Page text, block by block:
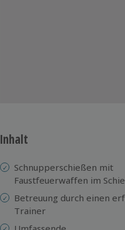
Inhalt
Schnupperschießen mit
Faustfeuerwaffen im
Betreuung durch einen
Trainer